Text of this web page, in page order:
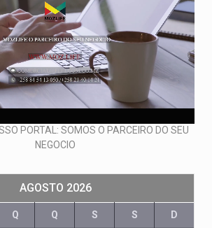
PORTAL: SOMOS O PARCEIRO DO SEU
NEGOCIO
AGOSTO 2026
Q Q S S D